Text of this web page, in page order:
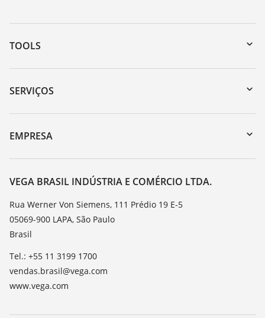
TOOLS
Downloads
Busca por número de série
DTM Collection/PACTware
SERVIÇOS
Retorno do dispositivo
Suporte
Constantes dielétricas
EMPRESA
Sobre a VEGA
Contato
Noticias
Imprensa
Blog
VEGA BRASIL INDÚSTRIA E COMÉRCIO LTDA.
Rua Werner Von Siemens, 111 Prédio 19 E-5
05069-900 LAPA, São Paulo
Brasil
Tel.: +55 11 3199 1700
vendas.brasil@vega.com
www.vega.com